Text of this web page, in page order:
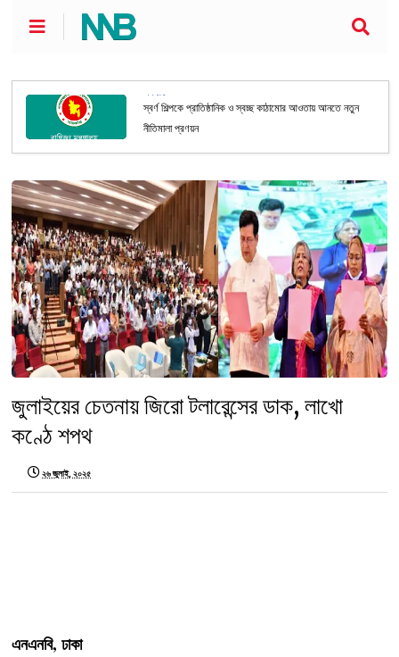
স্বর্ণ শিল্পকে প্রাতিষ্ঠানিক ও স্বচ্ছ কাঠামোর আওতায় আনতে নতুন
নীতিমালা প্রণয়ন
‎জুলাইয়ের চেতনায় জিরো টলারেন্সের ডাক, লাখো
কণ্ঠে শপথ
২৬ জুলাই, ২০২৫
এনএনবি, ঢাকা